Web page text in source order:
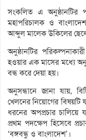
সংকলিত এ অনুষ্ঠানটির
মহাপরিচালক ও
আব্দুল মালেক উকিলের
অনুষ্ঠানটির
হওয়ার এক মাসের মধ্যে
বন্ধ করে দেয়া হয়।
অনুসন্ধানে জানা যায়,
খেলনের নিয়োগের বিষয়টি
ধরনের অপপ্রচার চালিয়ে
প্রথম পদক্ষেপ হিসেবে
‘বঙ্গবন্ধু ও বাংলাদেশ’।